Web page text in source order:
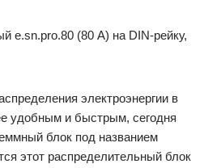
электроэнергии в
удобным и быстрым, сегодня
блок под названием
этот распределительный блок